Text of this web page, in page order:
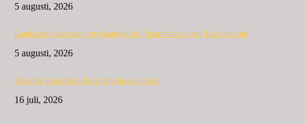
5 augusti, 2026
Landslagslöpare satte nya banrekord i Sparbanksjoggen Katrineholm
5 augusti, 2026
Dags för löparfest i Katrineholm 4 augusti
16 juli, 2026